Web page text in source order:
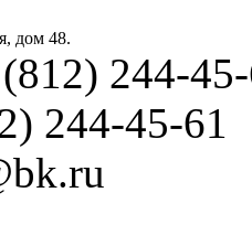
дом 48.
244-
244-45-61